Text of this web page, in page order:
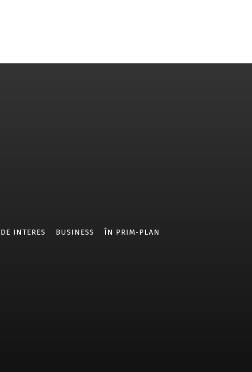
INTERES BUSINESS ÎN PRIM-PLAN